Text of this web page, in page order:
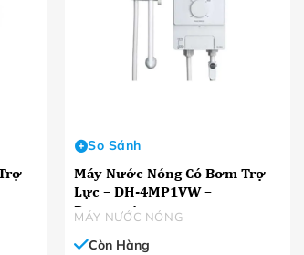
MÁY NƯỚC NÓNG
Máy Nước Nóng Có Bơm Trợ
Lực – DH-4MP1VW –
Panasonic
So Sánh
Còn Hàng